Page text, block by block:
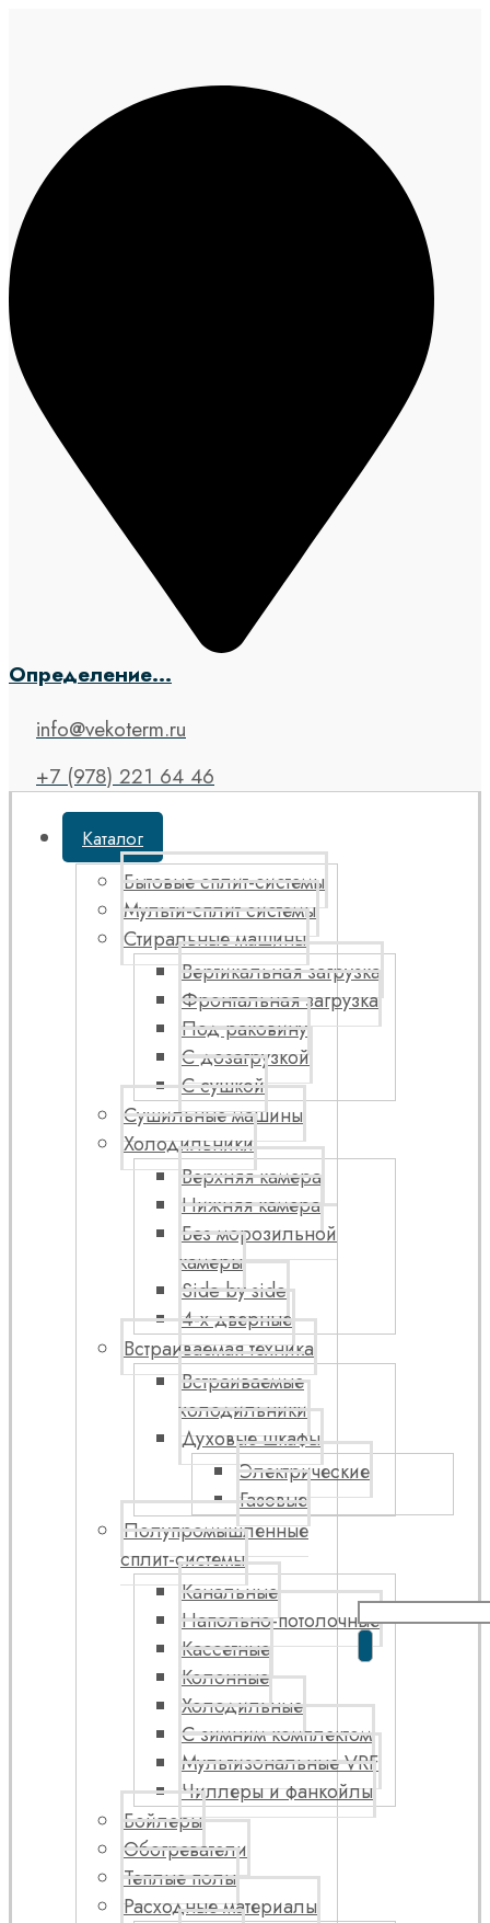
Определение...
info@vekoterm.ru
+7 (978) 221 64 46
Каталог
Бытовые сплит-системы
Мульти-сплит системы
Стиральные машины
Вертикальная загрузка
Фронтальная загрузка
Под раковину
С дозагрузкой
С сушкой
Сушильные машины
Холодильники
Верхняя камера
Нижняя камера
Без морозильной
камеры
Side by side
4-х дверные
Встраиваемая техника
Встраиваемые
холодильники
Духовые шкафы
Электрические
Газовые
Полупромышленные
сплит-системы
Канальные
Напольно-потолочные
Кассетные
Колонные
Холодильные
С зимним комплектом
Мультизональные VRF
Чиллеры и фанкойлы
Бойлеры
Обогреватели
Теплые полы
Расходные материалы